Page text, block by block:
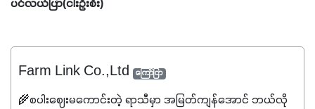
ပင်လယ်ပြာ(ငါးဦးစီး)
Farm Link Co.,Ltd ကြော်ငြာ
🌾စပါးဈေးမကောင်းတဲ့ ရာသီမှာ အမြတ်ကျန်အောင် ဘယ်လို